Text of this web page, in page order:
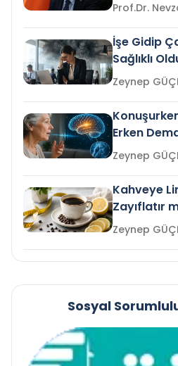
İşe Gidip
Sağlıklı
Gelir mi?Zeynep
Erken
mi?
Zeynep
Kahveye
Zayıflatır
Zeynep
Sosyal